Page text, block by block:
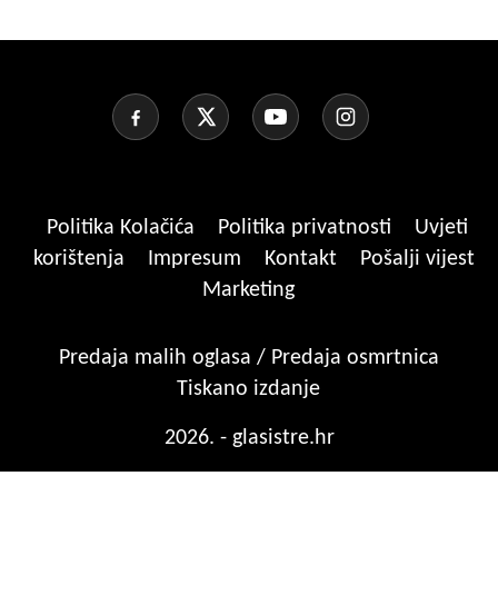
Politika Kolačića Politika privatnosti
Uvjeti
korištenja
Impresum Kontakt
Pošalji vijest
Marketing
Predaja malih oglasa / Predaja osmrtnica
Tiskano izdanje
2026. - glasistre.hr